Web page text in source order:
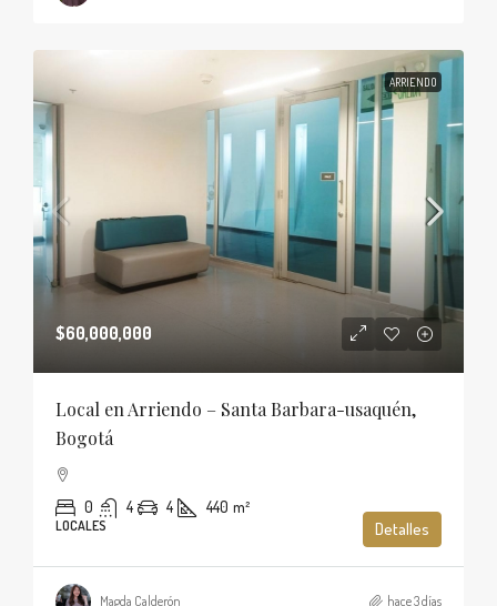
ARRIENDO
$60,000,000
Local en Arriendo – Santa Barbara-usaquén,
Bogotá
0 4 4 440 m²
LOCALES Detalles
Magda Calderón hace 3 días